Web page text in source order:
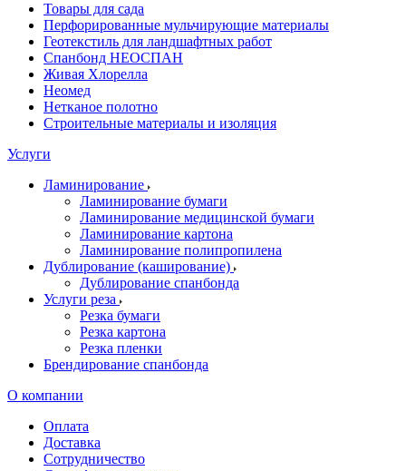
Товары для сада
Перфорированные мульчирующие материалы
Геотекстиль для ландшафтных работ
Спанбонд НЕОСПАН
Живая Хлорелла
Нeомед
Нетканое полотно
Строительные материалы и изоляция
Услуги
Ламинирование
Ламинирование бумаги
Ламинирование медицинской бумаги
Ламинирование картона
Ламинирование полипропилена
Дублирование (каширование)
Дублирование спанбонда
Услуги реза
Резка бумаги
Резка картона
Резка пленки
Брендирование спанбонда
О компании
Оплата
Доставка
Сотрудничество